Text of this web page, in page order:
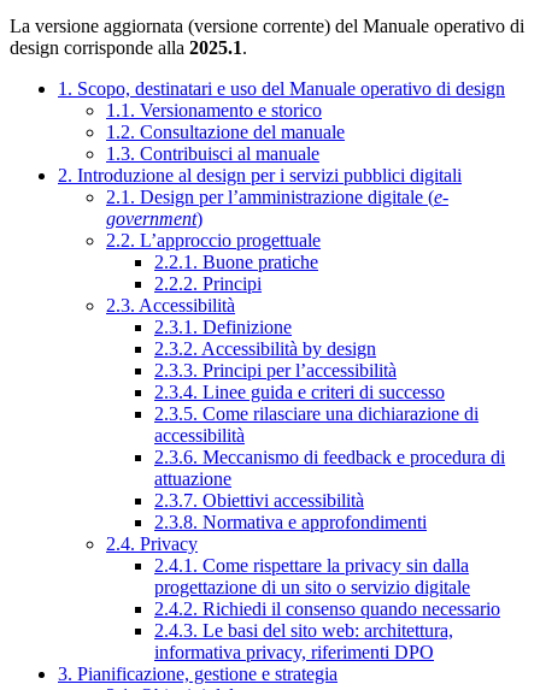
La versione aggiornata (versione corrente) del Manuale operativo di
design corrisponde alla 2025.1.
1. Scopo, destinatari e uso del Manuale operativo di design
1.1. Versionamento e storico
1.2. Consultazione del manuale
1.3. Contribuisci al manuale
2. Introduzione al design per i servizi pubblici digitali
2.1. Design per l’amministrazione digitale (e-
government)
2.2. L’approccio progettuale
2.2.1. Buone pratiche
2.2.2. Principi
2.3. Accessibilità
2.3.1. Definizione
2.3.2. Accessibilità by design
2.3.3. Principi per l’accessibilità
2.3.4. Linee guida e criteri di successo
2.3.5. Come rilasciare una dichiarazione di
accessibilità
2.3.6. Meccanismo di feedback e procedura di
attuazione
2.3.7. Obiettivi accessibilità
2.3.8. Normativa e approfondimenti
2.4. Privacy
2.4.1. Come rispettare la privacy sin dalla
progettazione di un sito o servizio digitale
2.4.2. Richiedi il consenso quando necessario
2.4.3. Le basi del sito web: architettura,
informativa privacy, riferimenti DPO
3. Pianificazione, gestione e strategia